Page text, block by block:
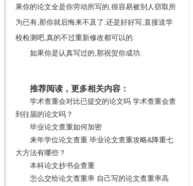
果你的论文全是你劳动所写的,很容易被别人窃取所
为已有,那你就后悔来不及了.还是好好写,直接送学
校检测吧,真的不过重新修改都可以的.
如果你是认真写过的,那祝贺你成功.
推荐阅读，更多相关内容：
学术查重会对比已提交的论文吗 学术查重会查
到往届的论文吗？
毕业论文查重如何加密
来年学位论文查重 毕业论文查重攻略&降重七
大方法有哪些？
本科论文抄书会查重
怎么交给论文查重率 自己写的论文查重率高